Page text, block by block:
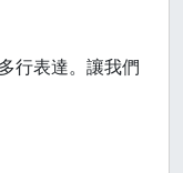
行表達。讓我們